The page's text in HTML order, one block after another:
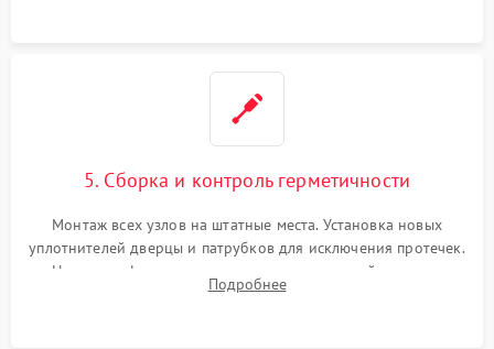
5. Сборка и контроль герметичности
Монтаж всех узлов на штатные места. Установка новых
уплотнителей дверцы и патрубков для исключения протечек.
Надежная фиксация хомутов гидравлической системы,
сборка корпуса и установка датчика поплавка.
Подробнее